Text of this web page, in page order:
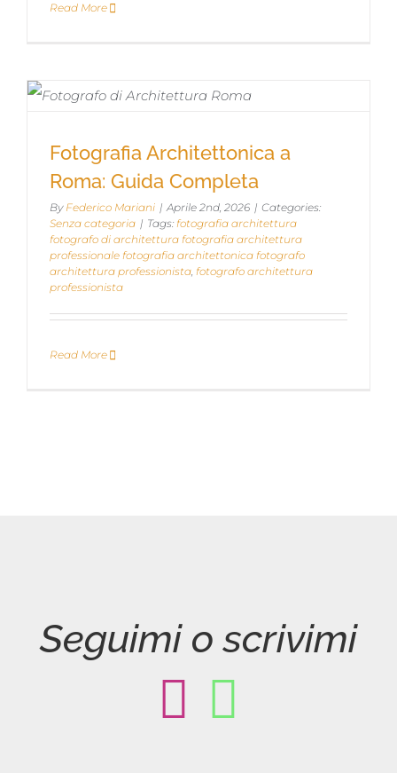
Read More
Fotografia Architettonica a
Roma: Guida Completa
By Federico Mariani | Aprile 2nd, 2026 | Categories:
Senza categoria | Tags: fotografia architettura
fotografo di architettura fotografia architettura
professionale fotografia architettonica fotografo
architettura professionista, fotografo architettura
professionista
Read More
Seguimi o scrivimi